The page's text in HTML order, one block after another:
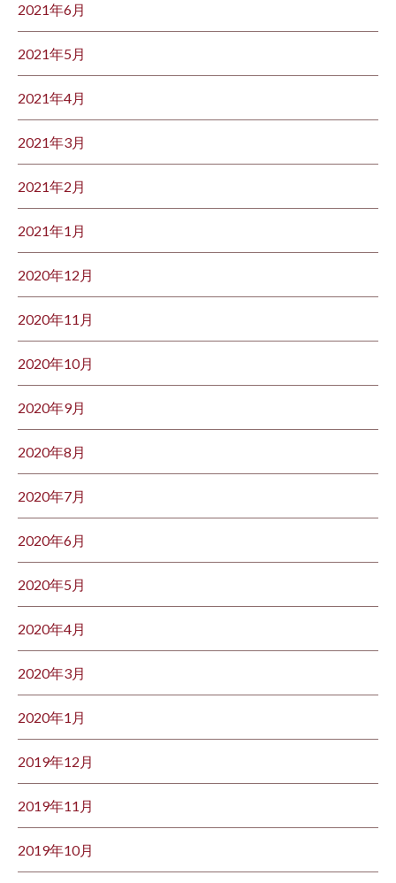
2021年6月
2021年5月
2021年4月
2021年3月
2021年2月
2021年1月
2020年12月
2020年11月
2020年10月
2020年9月
2020年8月
2020年7月
2020年6月
2020年5月
2020年4月
2020年3月
2020年1月
2019年12月
2019年11月
2019年10月